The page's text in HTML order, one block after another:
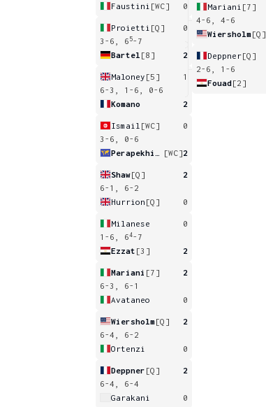
Faustini [WC] 0
Proietti [Q]
0
3-6, 6 5-7
Bartel [8] 2
Maloney [5]
1
6-3, 1-6, 0-6
Komano
2
Ismail [WC]
0
3-6, 0-6
[WC]2
Shaw[Q]
2
6-1, 6-2
Hurrion [Q] 0
Milanese
0
1-6, 64-7
Ezzat [3] 2
Mariani [7]
2
6-3, 6-1
Avataneo
0
Wiersholm[Q]
2
6-4, 6-2
Ortenzi
0
Deppner [Q]
2
6-4, 6-4
Garakani
0
Mariani [7]
4-6, 4-6
Wiersholm[Q]
Deppner[Q]
2-6, 1-6
Fouad[2]